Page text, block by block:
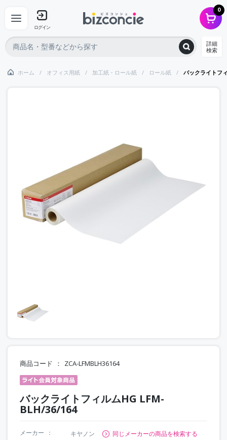
ログイン
0
詳細
検索
ホーム オフィス用紙 加工紙・ロール紙 ロール紙 バックライトフ
商品コード ZCA-LFMBLH36164
バックライトフィルムHG LFM-
BLH/36/164
メーカー キヤノン
同じメーカーの商品を検索する